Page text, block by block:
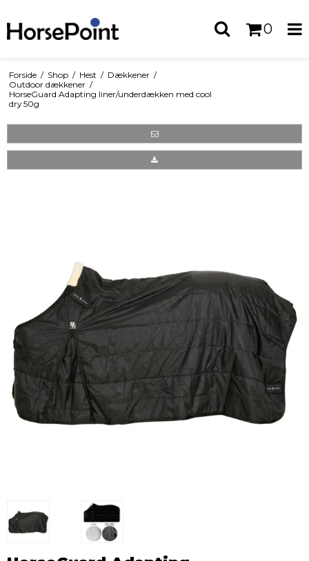
0
Forside / Shop / Hest / Dækkener /
Outdoor dækkener /
HorseGuard Adapting liner/underdækken med cool
dry 50g